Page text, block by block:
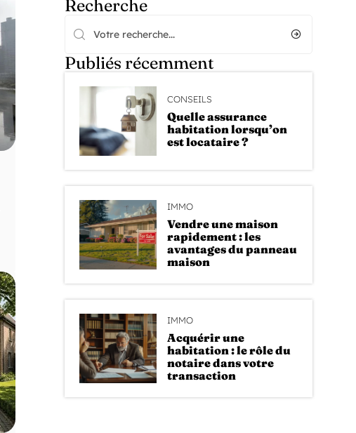
Recherche
Publiés récemment
CONSEILS
Quelle assurance
habitation lorsqu’on
est locataire ?
IMMO
Vendre une maison
rapidement : les
avantages du panneau
maison
IMMO
Acquérir une
habitation : le rôle du
notaire dans votre
transaction